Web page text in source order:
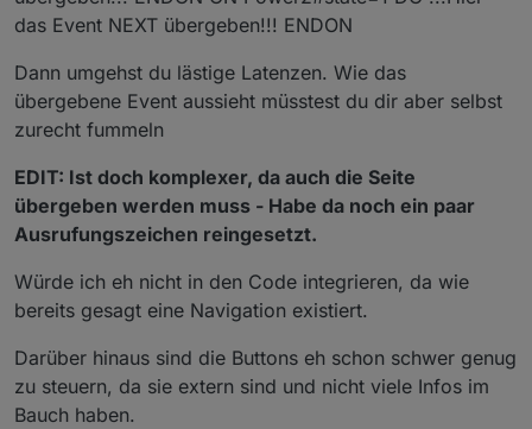
das Event NEXT übergeben!!! ENDON
Dann umgehst du lästige Latenzen. Wie das
übergebene Event aussieht müsstest du dir aber selbst
zurecht fummeln
EDIT: Ist doch komplexer, da auch die Seite
übergeben werden muss - Habe da noch ein paar
Ausrufungszeichen reingesetzt.
Würde ich eh nicht in den Code integrieren, da wie
bereits gesagt eine Navigation existiert.
Darüber hinaus sind die Buttons eh schon schwer genug
zu steuern, da sie extern sind und nicht viele Infos im
Bauch haben.